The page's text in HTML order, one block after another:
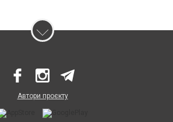
Автори проєкту